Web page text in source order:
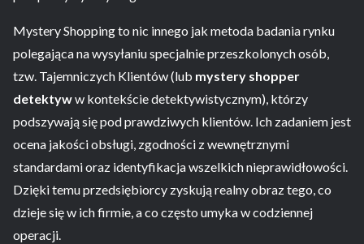
Mystery Shopping to nic innego jak metoda badania rynku
polegająca na wysyłaniu specjalnie przeszkolonych osób,
tzw. Tajemniczych Klientów (lub mystery shopper
detektyww kontekście detektywistycznym), którzy
podszywają się pod prawdziwych klientów. Ich zadaniem jest
ocena jakości obsługi, zgodności z wewnętrznymi
standardami oraz identyfikacja wszelkich nieprawidłowości.
Dzięki temu przedsiębiorcy zyskują realny obraz tego, co
dzieje się w ich firmie, a co często umyka w codziennej
operacji.